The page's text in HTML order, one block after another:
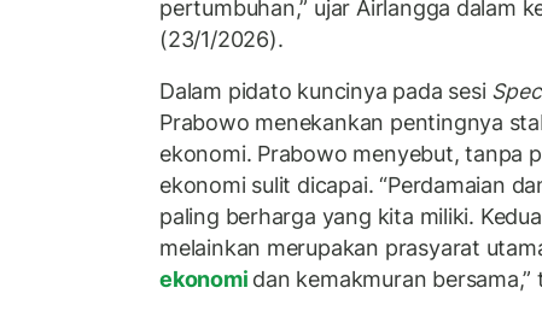
pertumbuhan,” ujar Airlangga dalam
(23/1/2026).
Dalam pidato kuncinya pada sesi
Prabowo menekankan pentingnya
ekonomi. Prabowo menyebut, tanpa
ekonomi sulit dicapai. “Perdamaian
paling berharga yang kita miliki.
melainkan merupakan prasyarat
ekonomi dan kemakmuran bersama,”